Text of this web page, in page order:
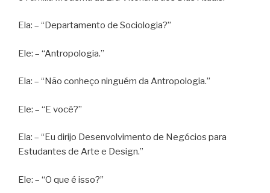
Ela: – “Departamento de Sociologia?”
Ele: – “Antropologia.”
Ela: – “Não conheço ninguém da Antropologia.”
Ele: – “E você?”
Ela: – “Eu dirijo Desenvolvimento de Negócios para
Estudantes de Arte e Design.”
Ele: – “O que é isso?”